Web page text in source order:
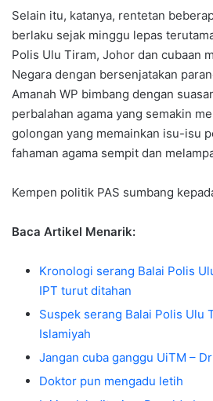
Selain itu, katanya, rentetan
berlaku sejak minggu lepas
Polis Ulu Tiram, Johor dan cubaan
Negara dengan bersenjatakan
Amanah WP bimbang dengan
perbalahan agama yang semakin
golongan yang memainkan isu-isu
fahaman agama sempit dan
Kempen politik PAS sumbang
Baca Artikel Menarik:
Kronologi serang Balai Polis
IPT turut ditahan
Suspek serang Balai Polis Ulu
Islamiyah
Jangan cuba ganggu UiTM –
Doktor pun mengadu letih